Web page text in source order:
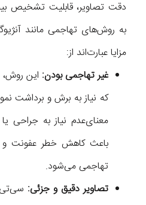
دقت تصاویر، قابلیت تشخیص
به روش‌های تهاجمی مانند
مزایا عبارت‌اند از:
غیر تهاجمی بودن: این
که نیاز به برش و برداشت
معنای‌عدم نیاز به جراحی
باعث کاهش خطر عفونت و
تهاجمی می‌شود.
تصاویر دقیق و جزئی: سی‌تی